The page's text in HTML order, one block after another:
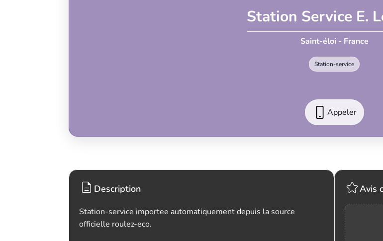
Station Service E.
Saint-éloi - France
Station-service
Appeler
Description
Station-service importee automatiquement depuis la source
officielle roulez-eco.
Avis